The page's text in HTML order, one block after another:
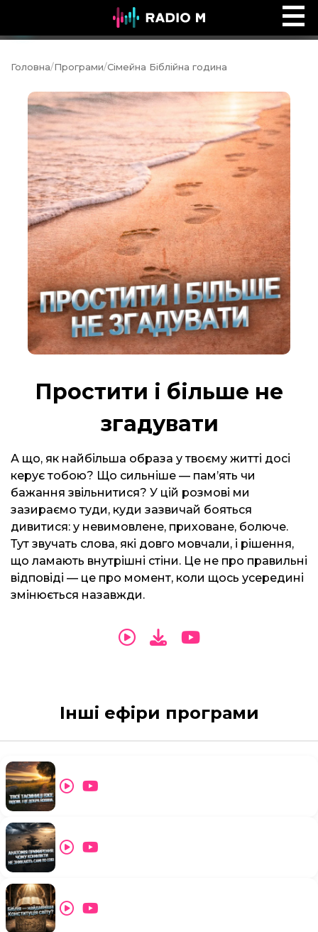
Ефір Radio M
Головна/Програми/Сімейна Біблійна година
Простити і більше не
згадувати
А що, як найбільша образа у твоєму житті досі
керує тобою? Що сильніше — пам’ять чи
бажання звільнитися? У цій розмові ми
зазираємо туди, куди зазвичай бояться
дивитися: у невимовлене, приховане, болюче.
Тут звучать слова, які довго мовчали, і рішення,
що ламають внутрішні стіни. Це не про правильні
відповіді — це про момент, коли щось усередині
змінюється назавжди.
Інші ефіри програми